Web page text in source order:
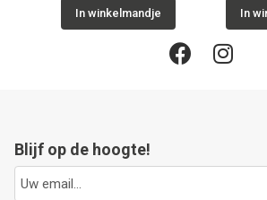
In winkelmandje In
Blijf op de hoogte!